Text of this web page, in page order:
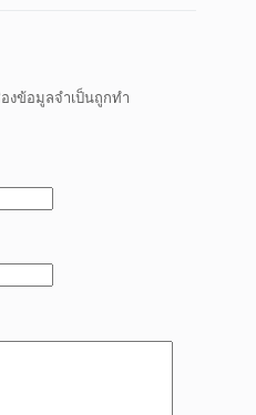
งข้อมูลจำเป็นถูกทำ